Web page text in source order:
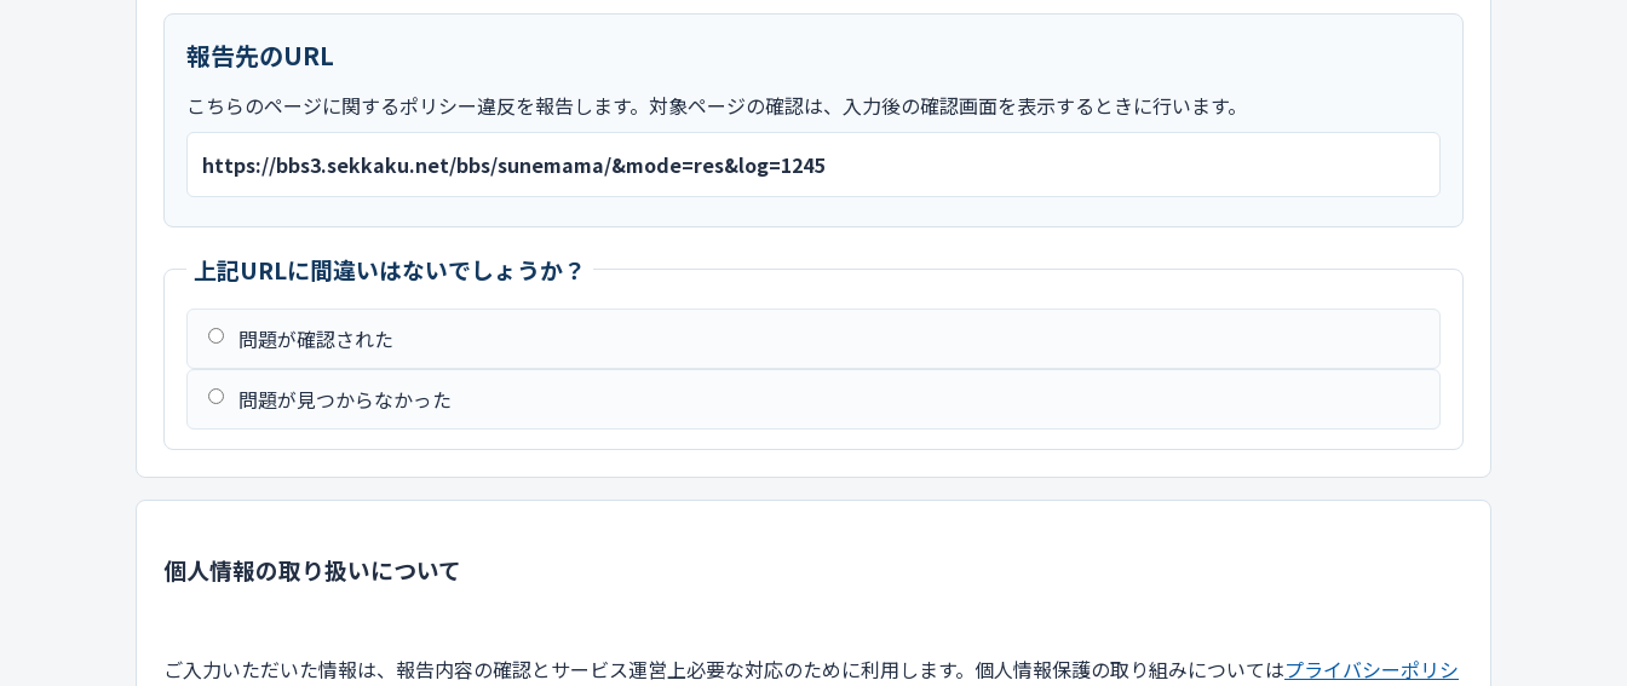
報告先のURL
こちらのページに関するポリシー違反を報告します。対象ページの確認は、入力後の確認画面を表示するときに行います。
https://bbs3.sekkaku.net/bbs/sunemama/&mode=res&log=1245
上記URLに間違いはないでしょうか？
問題が確認された
問題が見つからなかった
個人情報の取り扱いについて
ご入力いただいた情報は、報告内容の確認とサービス運営上必要な対応のために利用します。個人情報保護の取り組みについてはプライバシーポリシ